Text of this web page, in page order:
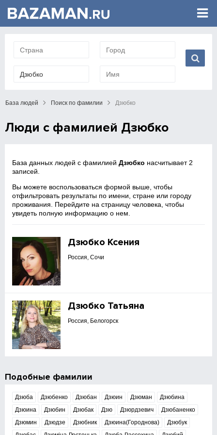
База людей Поиск по фамилии Дзюбко
Люди с фамилией Дзюбко
База данных людей с фамилиейДзюбко насчитывает 2
записей.
Вы можете воспользоваться формой выше, чтобы
отфильтровать результаты по имени, стране или городу
проживания. Перейдите на страницу человека, чтобы
увидеть полную информацию о нем.
Дзюбко Ксения
Россия, Сочи
Дзюбко Татьяна
Россия, Белогорск
Подобные фамилии
Дзюба Дзюбенко Дзюбан Дзюин Дзюман
Дзюбина
Дзюина
Дзюбин Дзюбак Дзю Дзюрдзевич
Дзюбаненко
Дзюмин
Дзюдзе Дзюбник Дзюина(Городнова)
Дзюбук